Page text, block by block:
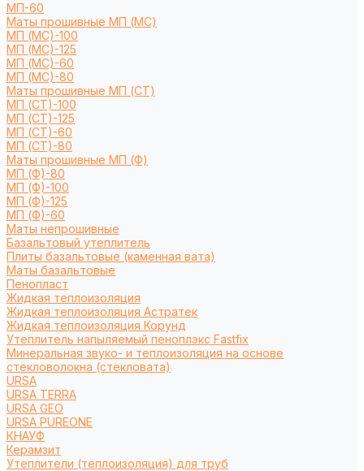
МП-60
Маты прошивные МП (МС)
МП (МС)-100
МП (МС)-125
МП (МС)-60
МП (МС)-80
Маты прошивные МП (СТ)
МП (СТ)-100
МП (СТ)-125
МП (СТ)-60
МП (СТ)-80
Маты прошивные МП (Ф)
МП (Ф)-80
МП (Ф)-100
МП (Ф)-125
МП (Ф)-60
Маты непрошивные
Базальтовый утеплитель
Плиты базальтовые (каменная вата)
Маты базальтовые
Пенопласт
Жидкая теплоизоляция
Жидкая теплоизоляция Астратек
Жидкая теплоизоляция Корунд
Утеплитель напыляемый пеноплэкс Fastfix
Минеральная звуко- и теплоизоляция на основе
стекловолокна (стекловата)
URSA
URSA TERRA
URSA GEO
URSA PUREONE
КНАУФ
Керамзит
Утеплители (теплоизоляция) для труб